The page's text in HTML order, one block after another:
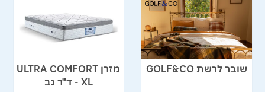
שובר לרשת GOLF&CO
מזרן ULTRA COMFORT
XL - ד"ר גב